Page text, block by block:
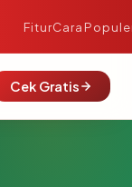
FiturCara
Cek Gratis